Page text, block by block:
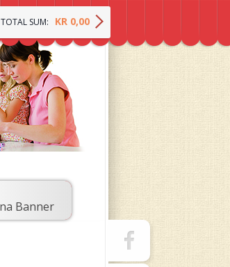
TOTAL SUM: KR 0,00